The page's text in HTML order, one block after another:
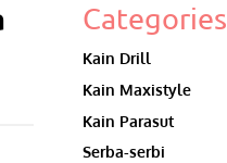
Categories
Kain Drill
Kain Maxistyle
Kain Parasut
Serba-serbi